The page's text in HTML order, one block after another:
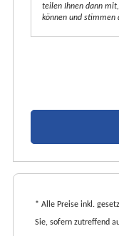
teilen Ihnen dann
können und stimmen
* Alle Preise inkl.
Sie, sofern zutreffend